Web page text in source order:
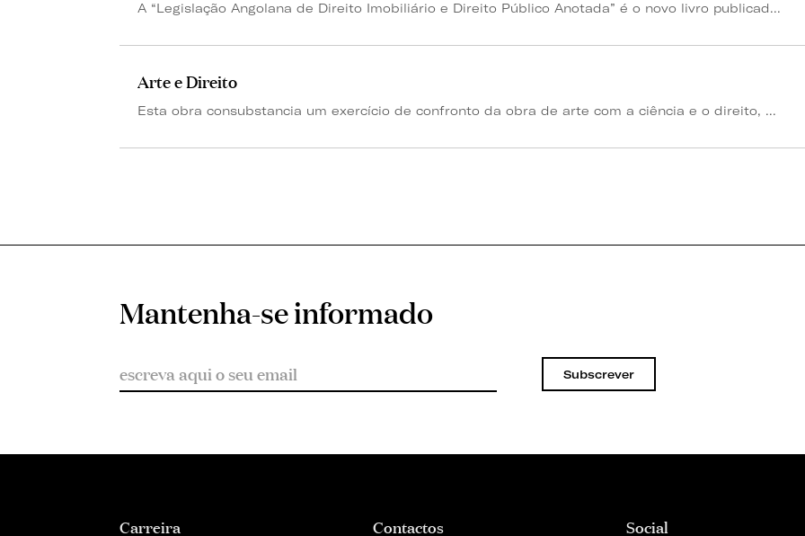
A “Legislação Angolana de Direito Imobiliário e Direito Público Anotada” é o novo livro publicad...
Arte e Direito
Esta obra consubstancia um exercício de confronto da obra de arte com a ciência e o direito, ...
Mantenha-se informado
Subscrever
Carreira Contactos Social